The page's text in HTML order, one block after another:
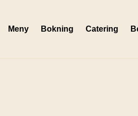
Meny Bokning Catering